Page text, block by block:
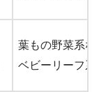
葉もの野菜系
ベビーリーフ